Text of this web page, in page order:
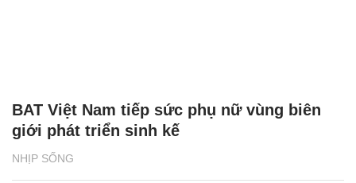
NHỊP SỐNG
BAT Việt Nam tiếp sức phụ nữ vùng biên
giới phát triển sinh kế